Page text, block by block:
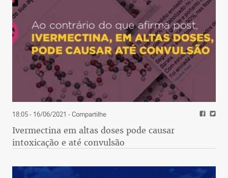
18:05 - 16/06/2021 - Compartilhe
Ivermectina em altas doses pode causar
intoxicação e até convulsão